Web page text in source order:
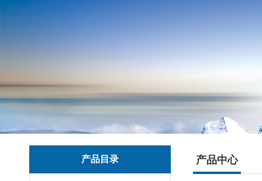
产品目录 产品中心